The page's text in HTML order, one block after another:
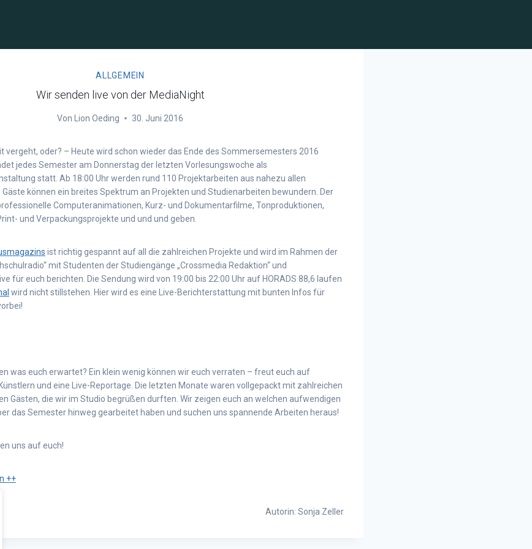
ALLGEMEIN
Wir senden live von der MediaNight
Von Lion Oeding 30. Juni 2016
vergeht, oder? – Heute wird schon wieder das Ende des Sommersemesters 2016
jedes Semester am Donnerstag der letzten Vorlesungswoche als
statt. Ab 18:00 Uhr werden rund 110 Projektarbeiten aus nahezu allen
können ein breites Spektrum an Projekten und Studienarbeiten bewundern. Der
Computeranimationen, Kurz- und Dokumentarfilme, Tonproduktionen,
und Verpackungsprojekte und und und geben.
ist richtig gespannt auf all die zahlreichen Projekte und wird im Rahmen der
mit Studenten der Studiengänge „Crossmedia Redaktion“ und
für euch berichten. Die Sendung wird von 19:00 bis 22:00 Uhr auf HORADS 88,6 laufen
wird nicht stillstehen. Hier wird es eine Live-Berichterstattung mit bunten Infos für
was euch erwartet? Ein klein wenig können wir euch verraten – freut euch auf
und eine Live-Reportage. Die letzten Monate waren vollgepackt mit zahlreichen
Gästen, die wir im Studio begrüßen durften. Wir zeigen euch an welchen aufwendigen
das Semester hinweg gearbeitet haben und suchen uns spannende Arbeiten heraus!
uns auf euch!
++
Autorin: Sonja Zeller